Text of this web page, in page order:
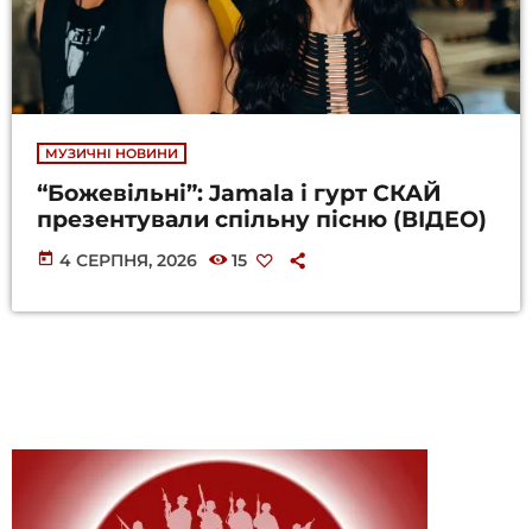
МУЗИЧНІ НОВИНИ
“Божевільні”: Jamala і гурт СКАЙ
презентували спільну пісню (ВІДЕО)
today 4 СЕРПНЯ, 2026 15